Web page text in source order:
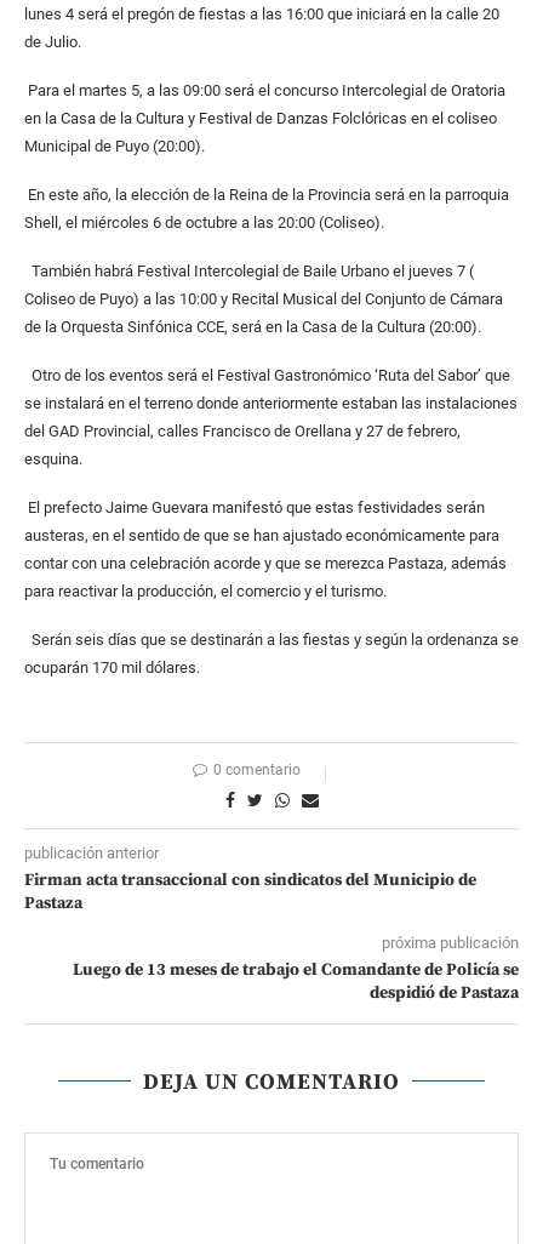
lunes 4 será el pregón de fiestas a las 16:00 que iniciará en la calle 20
de Julio.
Para el martes 5, a las 09:00 será el concurso Intercolegial de Oratoria
en la Casa de la Cultura y Festival de Danzas Folclóricas en el coliseo
Municipal de Puyo (20:00).
En este año, la elección de la Reina de la Provincia será en la parroquia
Shell, el miércoles 6 de octubre a las 20:00 (Coliseo).
También habrá Festival Intercolegial de Baile Urbano el jueves 7 (
Coliseo de Puyo) a las 10:00 y Recital Musical del Conjunto de Cámara
de la Orquesta Sinfónica CCE, será en la Casa de la Cultura (20:00).
Otro de los eventos será el Festival Gastronómico ‘Ruta del Sabor’ que
se instalará en el terreno donde anteriormente estaban las instalaciones
del GAD Provincial, calles Francisco de Orellana y 27 de febrero,
esquina.
El prefecto Jaime Guevara manifestó que estas festividades serán
austeras, en el sentido de que se han ajustado económicamente para
contar con una celebración acorde y que se merezca Pastaza, además
para reactivar la producción, el comercio y el turismo.
Serán seis días que se destinarán a las fiestas y según la ordenanza se
ocuparán 170 mil dólares.
0 comentario
publicación anterior
Firman acta transaccional con sindicatos del Municipio de
Pastaza
próxima publicación
Luego de 13 meses de trabajo el Comandante de Policía se
despidió de Pastaza
DEJA UN COMENTARIO